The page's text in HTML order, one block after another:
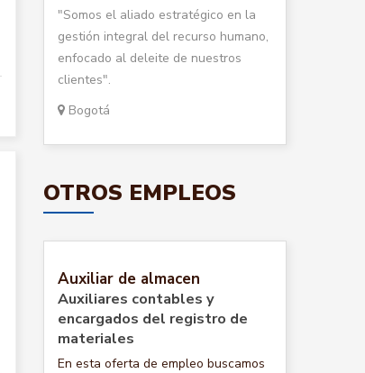
"Somos el aliado estratégico en la
gestión integral del recurso humano,
enfocado al deleite de nuestros
clientes".
Bogotá
OTROS EMPLEOS
Auxiliar de almacen
Auxiliares contables y
encargados del registro de
materiales
En esta oferta de empleo buscamos